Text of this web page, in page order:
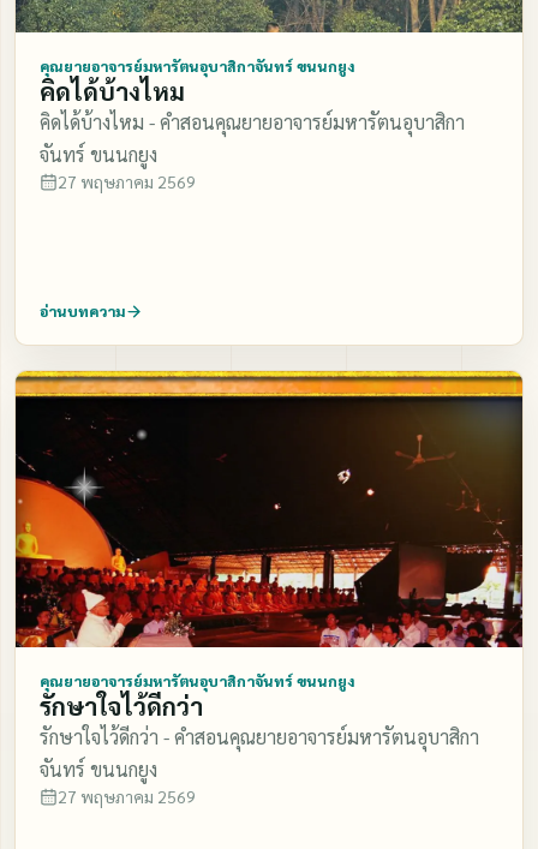
คุณยายอาจารย์มหารัตนอุบาสิกาจันทร์ ขนนกยูง
คิดได้บ้างไหม
คิดได้บ้างไหม - คำสอนคุณยายอาจารย์มหารัตนอุบาสิกา
จันทร์ ขนนกยูง
27 พฤษภาคม 2569
อ่านบทความ
คุณยายอาจารย์มหารัตนอุบาสิกาจันทร์ ขนนกยูง
รักษาใจไว้ดีกว่า
รักษาใจไว้ดีกว่า - คำสอนคุณยายอาจารย์มหารัตนอุบาสิกา
จันทร์ ขนนกยูง
27 พฤษภาคม 2569